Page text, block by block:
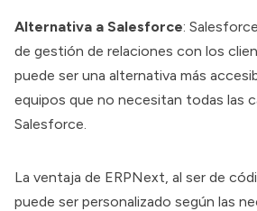
Alternativa a Salesforce:
de gestión de relaciones con los
puede ser una alternativa más
equipos que no necesitan todas las
Salesforce.
La ventaja de ERPNext, al ser de
puede ser personalizado según las